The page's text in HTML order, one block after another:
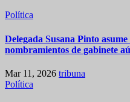
Política
Delegada Susana Pinto
nombramientos de gabinete
Mar 11, 2026 tribuna
Política